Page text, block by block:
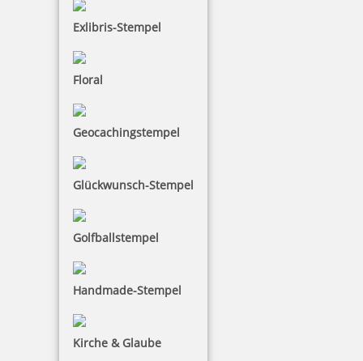
Exlibris-Stempel
Floral
Geocachingstempel
Glückwunsch-Stempel
Golfballstempel
Handmade-Stempel
Kirche & Glaube
trodat edy FIX - Motivstempel Außergewöhnlich - Printy 4922